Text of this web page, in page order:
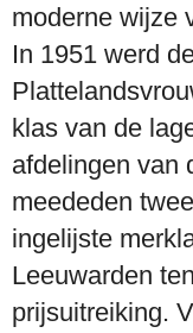
moderne wijze
In 1951 werd
klas van de
afdelingen van
meededen
ingelijste
Leeuwarden
prijsuitreiking.